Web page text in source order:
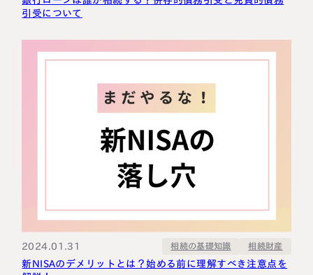
引受について
2024.01.31 相続の基礎知識 相続財産
新NISAのデメリットとは？始める前に理解すべき注意点を